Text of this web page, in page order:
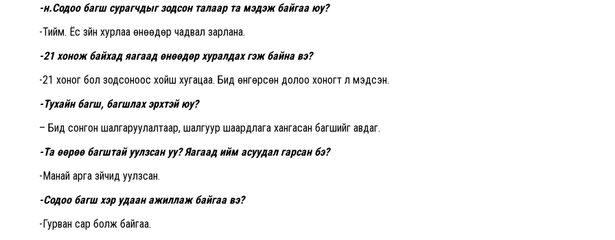
-н.Содоо багш сурагчдыг зодсон талаар та мэдэж байгаа юу?
-Тийм. Ёс зүйн хурлаа өнөөдөр чадвал зарлана.
-21 хонож байхад яагаад өнөөдөр хуралдах гэж байна вэ?
-21 хоног бол зодсоноос хойш хугацаа. Бид өнгөрсөн долоо хоногт л мэдсэн.
-Тухайн багш, багшлах эрхтэй юу?
– Бид сонгон шалгаруулалтаар, шалгуур шаардлага хангасан багшийг авдаг.
-Та өөрөө багштай уулзсан уу? Яагаад ийм асуудал гарсан бэ?
-Манай арга зүйчид уулзсан.
-Содоо багш хэр удаан ажиллаж байгаа вэ?
-Гурван сар болж байгаа.